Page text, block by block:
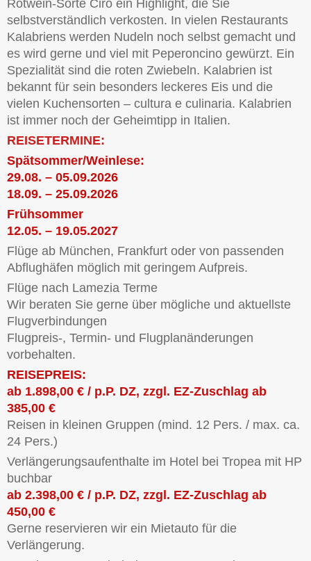
Rotwein-Sorte Cirò ein Highlight, die Sie
selbstverständlich verkosten. In vielen Restaurants
Kalabriens werden Nudeln noch selbst gemacht und
es wird gerne und viel mit Peperoncino gewürzt. Ein
Spezialität sind die roten Zwiebeln. Kalabrien ist
bekannt für sein besonders leckeres Eis und die
vielen Kuchensorten – cultura e culinaria. Kalabrien
ist immer noch der Geheimtipp in Italien.
REISETERMINE:
Spätsommer/Weinlese:
29.08. – 05.09.2026
18.09. – 25.09.2026
Frühsommer
12.05. – 19.05.2027
Flüge ab München, Frankfurt oder von passenden
Abflughäfen möglich mit geringem Aufpreis.
Flüge nach Lamezia Terme
Wir beraten Sie gerne über mögliche und aktuellste
Flugverbindungen
Flugpreis-, Termin- und Flugplanänderungen
vorbehalten.
REISEPREIS:
ab 1.898,00 € / p.P. DZ, zzgl. EZ-Zuschlag ab
385,00 €
Reisen in kleinen Gruppen (mind. 12 Pers. / max. ca.
24 Pers.)
Verlängerungsaufenthalte im Hotel bei Tropea mit HP
buchbar
ab 2.398,00 € / p.P. DZ, zzgl. EZ-Zuschlag ab
450,00 €
Gerne reservieren wir ein Mietauto für die
Verlängerung.